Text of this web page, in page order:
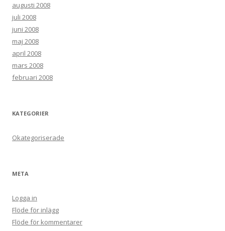
augusti 2008
juli 2008
juni 2008
maj 2008
april 2008
mars 2008
februari 2008
KATEGORIER
Okategoriserade
META
Logga in
Flöde för inlägg
Flöde för kommentarer